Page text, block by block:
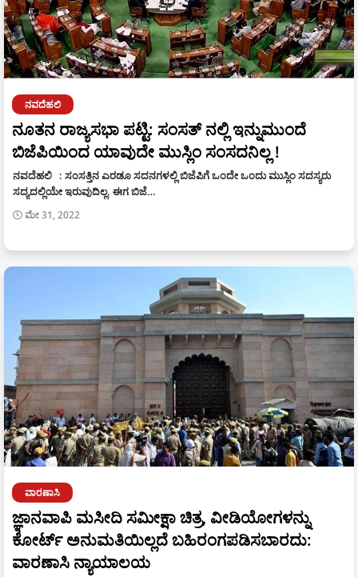
ನವದೆಹಲಿ
ನೂತನ ರಾಜ್ಯಸಭಾ ಪಟ್ಟಿ: ಸಂಸತ್‌ ನಲ್ಲಿ ಇನ್ನುಮುಂದೆ
ಬಿಜೆಪಿಯಿಂದ ಯಾವುದೇ ಮುಸ್ಲಿಂ ಸಂಸದನಿಲ್ಲ !
ನವದೆಹಲಿ : ಸಂಸತ್ತಿನ ಎರಡೂ ಸದನಗಳಲ್ಲಿ ಬಿಜೆಪಿಗೆ ಒಂದೇ ಒಂದು ಮುಸ್ಲಿಂ ಸದಸ್ಯರು
ಸದ್ಯದಲ್ಲಿಯೇ ಇರುವುದಿಲ್ಲ. ಈಗ ಬಿಜೆ…
ಮೇ 31, 2022
ವಾರಣಾಸಿ
ಜ್ಞಾನವಾಪಿ ಮಸೀದಿ ಸಮೀಕ್ಷಾ ಚಿತ್ರ, ವೀಡಿಯೋಗಳನ್ನು
ಕೋರ್ಟ್ ಅನುಮತಿಯಿಲ್ಲದೆ ಬಹಿರಂಗಪಡಿಸಬಾರದು:
ವಾರಣಾಸಿ ನ್ಯಾಯಾಲಯ